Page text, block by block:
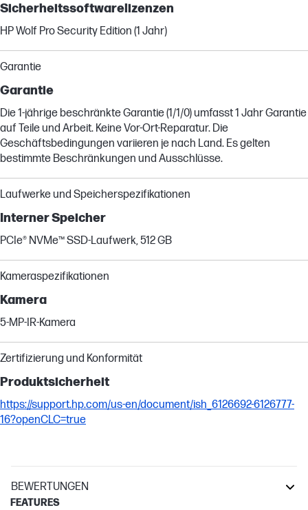
Sicherheitssoftwarelizenzen
HP Wolf Pro Security Edition (1 Jahr)
Garantie
Garantie
Die 1-jährige beschränkte Garantie (1/1/0) umfasst 1 Jahr Garantie
auf Teile und Arbeit. Keine Vor-Ort-Reparatur. Die
Geschäftsbedingungen variieren je nach Land. Es gelten
bestimmte Beschränkungen und Ausschlüsse.
Laufwerke und Speicherspezifikationen
Interner Speicher
PCIe® NVMe™ SSD-Laufwerk, 512 GB
Kameraspezifikationen
Kamera
5-MP-IR-Kamera
Zertifizierung und Konformität
Produktsicherheit
https://support.hp.com/us-en/document/ish_6126692-6126777-
16?openCLC=true
BEWERTUNGEN
FEATURES